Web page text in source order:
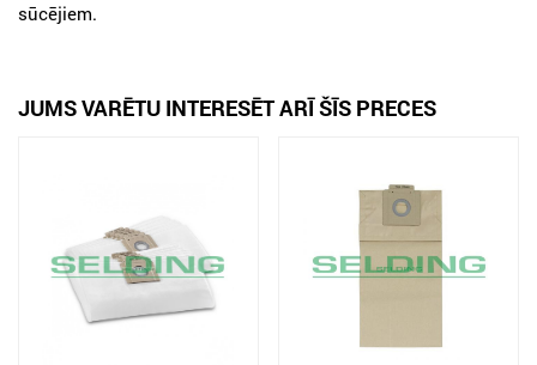
sūcējiem.
JUMS VARĒTU INTERESĒT ARĪ ŠĪS PRECES